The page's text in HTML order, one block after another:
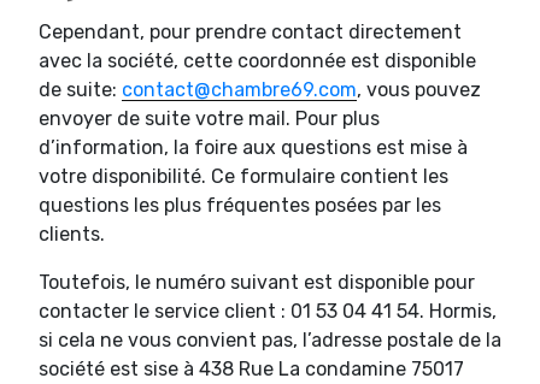
Cependant, pour prendre contact directement
avec la société, cette coordonnée est disponible
de suite: contact@chambre69.com, vous pouvez
envoyer de suite votre mail. Pour plus
d’information, la foire aux questions est mise à
votre disponibilité. Ce formulaire contient les
questions les plus fréquentes posées par les
clients.
Toutefois, le numéro suivant est disponible pour
contacter le service client : 01 53 04 41 54. Hormis,
si cela ne vous convient pas, l’adresse postale de la
société est sise à 438 Rue La condamine 75017